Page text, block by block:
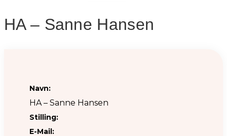
HA – Sanne Hansen
Navn:
HA – Sanne Hansen
Stilling:
E-Mail: